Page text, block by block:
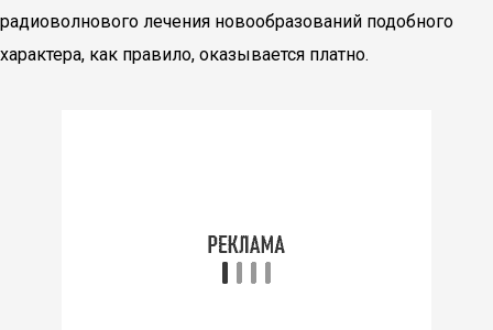
радиоволнового лечения новообразований подобного
характера, как правило, оказывается платно.